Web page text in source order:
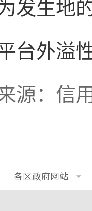
发生地
台外溢
源：信
各区政府网站